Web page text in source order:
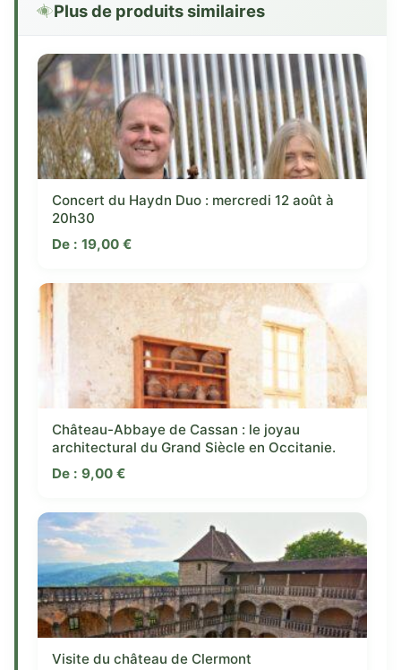
Plus de produits similaires
Concert du Haydn Duo : mercredi 12 août à
20h30
De : 19,00 €
Château-Abbaye de Cassan : le joyau
architectural du Grand Siècle en Occitanie.
De : 9,00 €
Visite du château de Clermont